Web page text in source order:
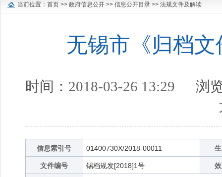
当前位置： 首页 >> 政府信息公开 >> 信息公开目录 >> 法规文件及解读
无锡市《归档
时间： 2018-03-26 13:29 浏览
信息索引号 01400730X/2018-00011
文件编号 锡档规发[2018]1号